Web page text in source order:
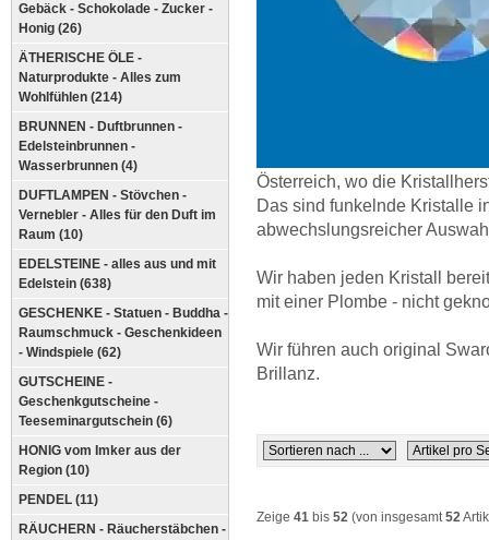
Gebäck - Schokolade - Zucker -
Honig (26)
ÄTHERISCHE ÖLE -
Naturprodukte - Alles zum
Wohlfühlen (214)
BRUNNEN - Duftbrunnen -
Edelsteinbrunnen -
Wasserbrunnen (4)
DUFTLAMPEN - Stövchen -
Vernebler - Alles für den Duft im
Raum (10)
EDELSTEINE - alles aus und mit
Edelstein (638)
GESCHENKE - Statuen - Buddha -
Raumschmuck - Geschenkideen
- Windspiele (62)
GUTSCHEINE -
Geschenkgutscheine -
Teeseminargutschein (6)
HONIG vom Imker aus der
Region (10)
PENDEL (11)
RÄUCHERN - Räucherstäbchen -
Österreich, wo die
Das sind funkelnde Kristalle
abwechslungsreicher
Wir haben jeden Kristall
mit einer Plombe - nicht
Wir führen auch original
Brillanz.
Zeige 41 bis 52 (von insgesamt52